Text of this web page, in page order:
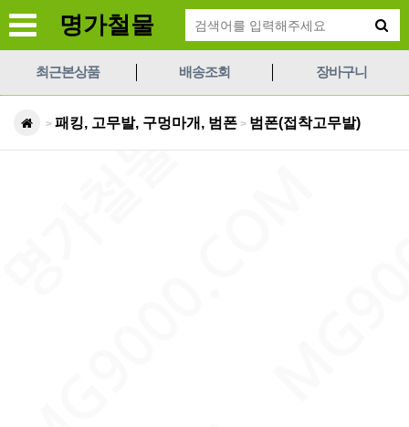
명가철물
최근본상품 배송조회 장바구니
> 패킹, 고무발, 구멍마개, 범폰 > 범폰(접착고무발)